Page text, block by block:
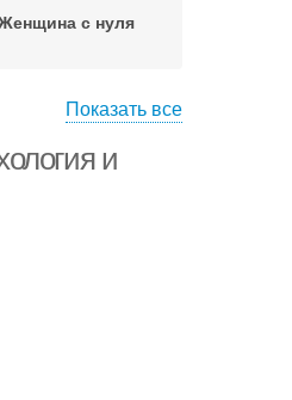
с нуля
Показать все
и